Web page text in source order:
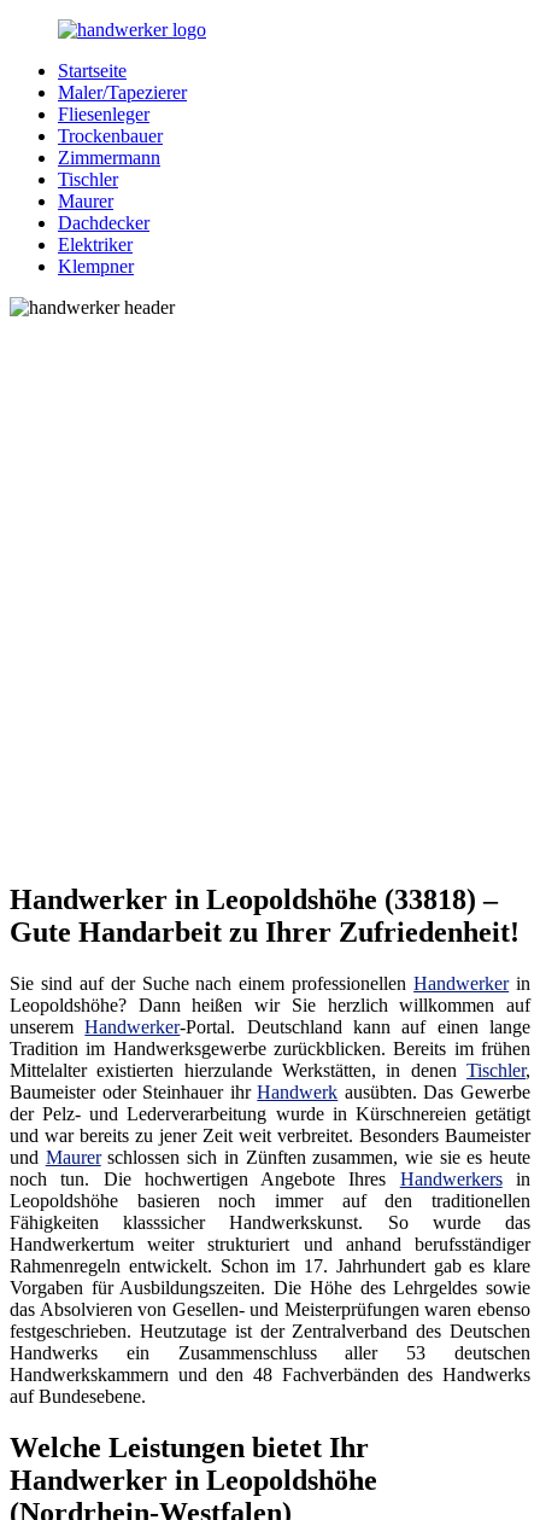
Zurück
Inhalt
Bessere-
Handwerker.de
Handwerker
Ihrer
Nähe
Startseite
Maler/Tapezierer
Fliesenleger
Trockenbauer
Zimmermann
Tischler
Maurer
Dachdecker
Elektriker
Klempner
Handwerker in Leopoldshöhe (33818) –
Gute Handarbeit zu Ihrer Zufriedenheit!
Sie sind auf der Suche nach einem professionellenHandwerkerin
Leopoldshöhe? Dann heißen wir Sie herzlich willkommen auf
unseremHandwerker-Portal. Deutschland kann auf einen lange
Tradition im Handwerksgewerbe zurückblicken. Bereits im frühen
Mittelalter existierten hierzulande Werkstätten, in denen Tischler,
Baumeister oder Steinhauer ihrHandwerk ausübten. Das Gewerbe
der Pelz- und Lederverarbeitung wurde in Kürschnereien getätigt
und war bereits zu jener Zeit weit verbreitet. Besonders Baumeister
und Maurerschlossen sich in Zünften zusammen, wie sie es heute
noch tun. Die hochwertigen Angebote Ihres Handwerkersin
Leopoldshöhe basieren noch immer auf den traditionellen
Fähigkeiten klasssicher Handwerkskunst. So wurde das
Handwerkertum weiter strukturiert und anhand berufsständiger
Rahmenregeln entwickelt. Schon im 17. Jahrhundert gab es klare
Vorgaben für Ausbildungszeiten. Die Höhe des Lehrgeldes sowie
das Absolvieren von Gesellen- und Meisterprüfungen waren ebenso
festgeschrieben. Heutzutage ist der Zentralverband des Deutschen
Handwerks ein Zusammenschluss aller 53 deutschen
Handwerkskammern und den 48 Fachverbänden des Handwerks
auf Bundesebene.
Welche Leistungen bietet Ihr
Handwerker in Leopoldshöhe
(Nordrhein-Westfalen)